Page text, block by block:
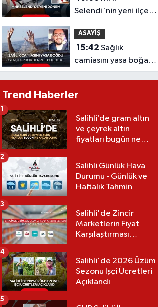
Selendi'nin yeni ilçe
başkanı Hafize Gürcan
oldu
ASAYİŞ
15:42 Sağlık
camiasını yasa boğan
acı haber: Genç
boğuldu
Trend Haberler
Salihli’de gram altın
ve çeyrek altın
fiyatları bugün ne
(06.08.2026)
1
Salihli Günlük Hava
Durumu - Günlük ve
Haftalık Tahmin
2
Salihli'de Zincir
Marketlerin Fiyat
Karşılaştırması
3
Salihli'de 2026 Üzüm
Sezonu İşçi Ücretleri
Açıklandı
4
5